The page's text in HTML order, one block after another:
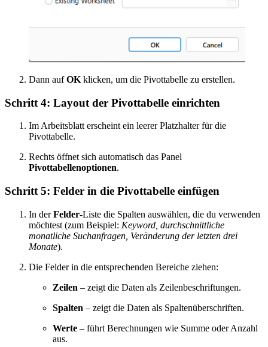
Dann aufOK klicken, um die Pivottabelle zu erstellen.
Schritt 4: Layout der Pivottabelle einrichten
Im Arbeitsblatt erscheint ein leerer Platzhalter für die
Pivottabelle.
Rechts öffnet sich automatisch das Panel
Pivottabellenoptionen.
Schritt 5: Felder in die Pivottabelle einfügen
In derFelder-Liste die Spalten auswählen, die du verwenden
möchtest (zum Beispiel: Keyword, durchschnittliche
monatliche Suchanfragen, Veränderung der letzten drei
Monate).
Die Felder in die entsprechenden Bereiche ziehen:
Zeilen – zeigt die Daten als Zeilenbeschriftungen.
Spalten – zeigt die Daten als Spaltenüberschriften.
Werte – führt Berechnungen wie Summe oder Anzahl
aus.